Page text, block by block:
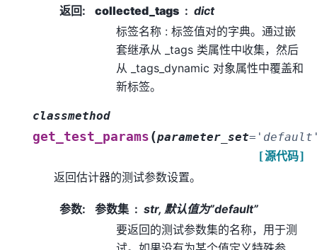
返回: collected_tags
dict
标签名称 : 标签值对的字典。通过嵌
套继承从 _tags 类属性中收集，然后
从 _tags_dynamic 对象属性中覆盖和
新标签。
classmethod
get_test_params (parameter_set=
[源代码]
返回估计器的测试参数设置。
参数: 参数集
str, 默认值为”default”
要返回的测试参数集的名称，用于测